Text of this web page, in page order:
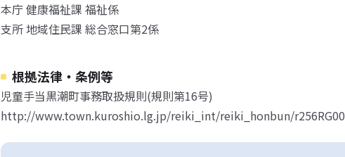
本庁 健康福祉課 福祉係
支所 地域住民課 総合窓口第2係
根拠法律・条例等
児童手当黒潮町事務取扱規則(規則第16号)
http://www.town.kuroshio.lg.jp/reiki_int/reiki_honbun/